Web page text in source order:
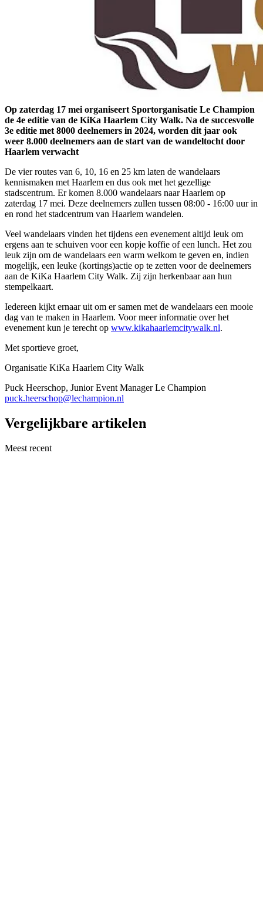
Op zaterdag 17 mei organiseert Sportorganisatie Le Champion
de 4e editie van de KiKa Haarlem City Walk. Na de succesvolle
3e editie met 8000 deelnemers in 2024, worden dit jaar ook
weer 8.000 deelnemers aan de start van de wandeltocht door
Haarlem verwacht
De vier routes van 6, 10, 16 en 25 km laten de wandelaars
kennismaken met Haarlem en dus ook met het gezellige
stadscentrum. Er komen 8.000 wandelaars naar Haarlem op
zaterdag 17 mei. Deze deelnemers zullen tussen 08:00 - 16:00 uur in
en rond het stadcentrum van Haarlem wandelen.
Veel wandelaars vinden het tijdens een evenement altijd leuk om
ergens aan te schuiven voor een kopje koffie of een lunch. Het zou
leuk zijn om de wandelaars een warm welkom te geven en, indien
mogelijk, een leuke (kortings)actie op te zetten voor de deelnemers
aan de KiKa Haarlem City Walk. Zij zijn herkenbaar aan hun
stempelkaart.
Iedereen kijkt ernaar uit om er samen met de wandelaars een mooie
dag van te maken in Haarlem. Voor meer informatie over het
evenement kun je terecht op www.kikahaarlemcitywalk.nl.
Met sportieve groet,
Organisatie KiKa Haarlem City Walk
Puck Heerschop, Junior Event Manager Le Champion
puck.heerschop@lechampion.nl
Vergelijkbare artikelen
Meest recent